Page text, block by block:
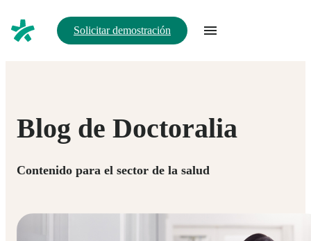
Solicitar demostración
Blog de Doctoralia
Contenido para el sector de la salud